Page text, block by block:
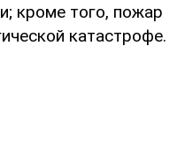
кроме того, пожар
катастрофе.